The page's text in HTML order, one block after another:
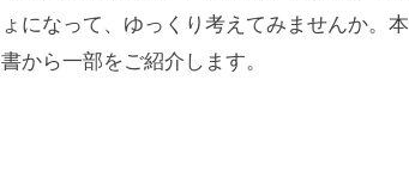
ょになって、ゆっくり考えてみませんか。本
書から一部をご紹介します。